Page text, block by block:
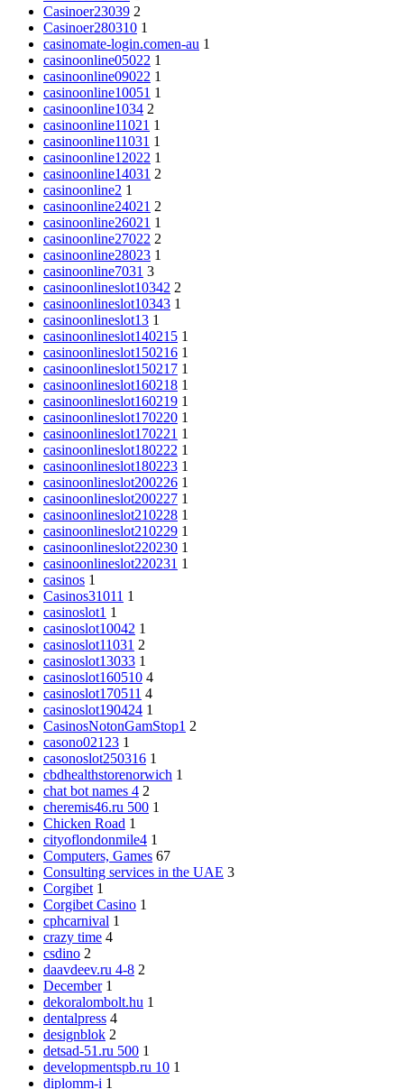
Casinoer23039 2
Casinoer280310 1
casinomate-login.comen-au 1
casinoonline05022 1
casinoonline09022 1
casinoonline10051 1
casinoonline1034 2
casinoonline11021 1
casinoonline11031 1
casinoonline12022 1
casinoonline14031 2
casinoonline2 1
casinoonline24021 2
casinoonline26021 1
casinoonline27022 2
casinoonline28023 1
casinoonline7031 3
casinoonlineslot10342 2
casinoonlineslot10343 1
casinoonlineslot13 1
casinoonlineslot140215 1
casinoonlineslot150216 1
casinoonlineslot150217 1
casinoonlineslot160218 1
casinoonlineslot160219 1
casinoonlineslot170220 1
casinoonlineslot170221 1
casinoonlineslot180222 1
casinoonlineslot180223 1
casinoonlineslot200226 1
casinoonlineslot200227 1
casinoonlineslot210228 1
casinoonlineslot210229 1
casinoonlineslot220230 1
casinoonlineslot220231 1
casinos 1
Casinos31011 1
casinoslot1 1
casinoslot10042 1
casinoslot11031 2
casinoslot13033 1
casinoslot160510 4
casinoslot170511 4
casinoslot190424 1
CasinosNotonGamStop1 2
casono02123 1
casonoslot250316 1
cbdhealthstorenorwich 1
chat bot names 4 2
cheremis46.ru 500 1
Chicken Road 1
cityoflondonmile4 1
Computers, Games 67
Consulting services in the UAE 3
Corgibet 1
Corgibet Casino 1
cphcarnival 1
crazy time 4
csdino 2
daavdeev.ru 4-8 2
December 1
dekoralombolt.hu 1
dentalpress 4
designblok 2
detsad-51.ru 500 1
developmentspb.ru 10 1
diplomm-i 1